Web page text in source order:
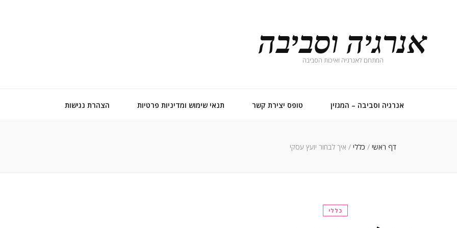
אנרגיה וסביבה
המתחם לאנרגיה ואיכות הסביבה
אנרגיה וסביבה – המגזין טופס יצירת קשר תנאי שימוש ומדיניות פרטיות הצהרת נגישות
דף ראשי / כללי/ איך לבחור יועץ עסקי
כללי